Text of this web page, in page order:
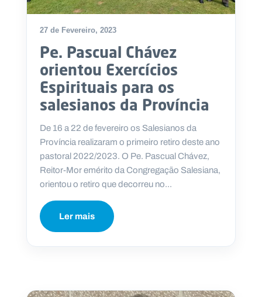
27 de Fevereiro, 2023
Pe. Pascual Chávez
orientou Exercícios
Espirituais para os
salesianos da Província
De 16 a 22 de fevereiro os Salesianos da
Província realizaram o primeiro retiro deste ano
pastoral 2022/2023. O Pe. Pascual Chávez,
Reitor-Mor emérito da Congregação Salesiana,
orientou o retiro que decorreu no...
Ler mais
O
R
T
A
L
N
A
I
O
N
A
L
S
a
l
i
o
t